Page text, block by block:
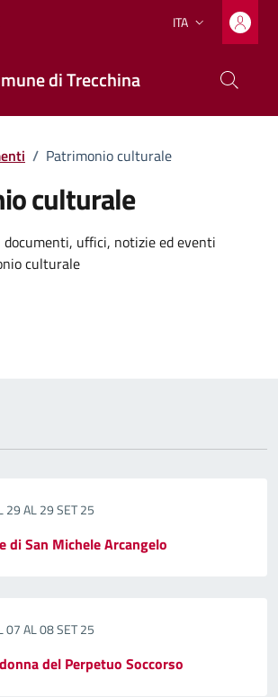
Lingua attiva:
ITA
di Trecchina
/ Patrimonio culturale
culturale
uffici, notizie ed eventi
culturale
29 AL 29 SET 25
di San Michele Arcangelo
07 AL 08 SET 25
del Perpetuo Soccorso